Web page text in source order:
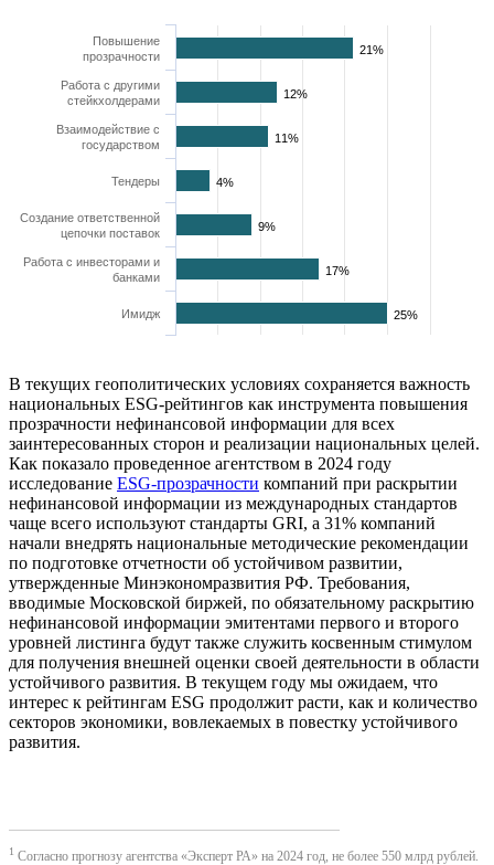
21%
12%
11%
4%
9%
17%
25%
Повышение
прозрачности
Работа с другими
стейкхолдерами
Взаимодействие с
государством
Тендеры
Создание ответственной
цепочки поставок
Работа с инвесторами и
банками
Имидж
В текущих геополитических условиях сохраняется важность
национальных ESG-рейтингов как инструмента повышения
прозрачности нефинансовой информации для всех
заинтересованных сторон и реализации национальных целей.
Как показало проведенное агентством в 2024 году
исследование ESG-прозрачности компаний при раскрытии
нефинансовой информации из международных стандартов
чаще всего используют стандарты GRI, а 31% компаний
начали внедрять национальные методические рекомендации
по подготовке отчетности об устойчивом развитии,
утвержденные Минэкономразвития РФ. Требования,
вводимые Московской биржей, по обязательному раскрытию
нефинансовой информации эмитентами первого и второго
уровней листинга будут также служить косвенным стимулом
для получения внешней оценки своей деятельности в области
устойчивого развития. В текущем году мы ожидаем, что
интерес к рейтингам ESG продолжит расти, как и количество
секторов экономики, вовлекаемых в повестку устойчивого
развития.
1 Согласно прогнозу агентства «Эксперт РА» на 2024 год, не более 550 млрд рублей.